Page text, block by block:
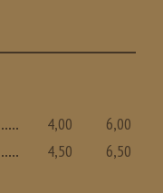
4,00
6,00
4,50 6,50